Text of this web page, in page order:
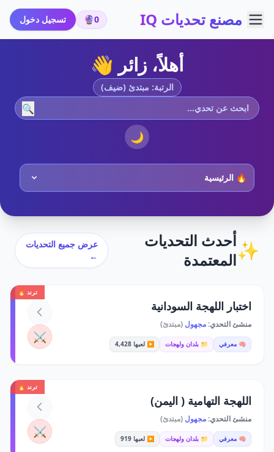
مصنع تحديات IQ 0
🔮 تسجيل دخول
أهلاً، زائر 👋
الرتبة: مبتدئ (ضيف)
🔍
🌙
✨أحدث التحديات
المعتمدة
عرض جميع التحديات
←
ترند 🔥
اختبار اللهجة السودانية
منشئ التحدي:مجهول (مبتدئ)
🧠 معرفي 📁 بلدان ولهجات ▶️ لعبها 4,428 ⚔️
ترند 🔥
اللهجة التهامية ( اليمن)
منشئ التحدي:مجهول (مبتدئ)
🧠 معرفي 📁 بلدان ولهجات ▶️ لعبها 919 ⚔️